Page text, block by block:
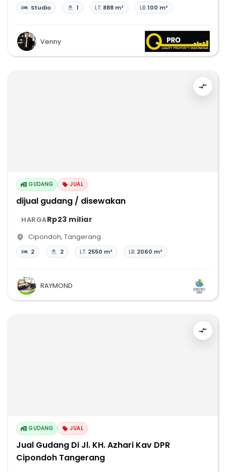
Studio 1 LT: 888 m² LB:100 m²
Venny
GUDANG JUAL
dijual gudang / disewakan
HARGARp23 miliar
Cipondoh, Tangerang
2 2 LT: 2550 m² LB: 2060 m²
RAYMOND
GUDANG JUAL
Jual Gudang Di Jl. KH. Azhari Kav DPR
Cipondoh Tangerang